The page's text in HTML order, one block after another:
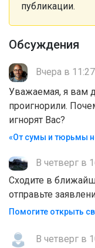
публикации.
Обсуждения
Вчера в 11:27
Уважаемая, я вам
проигнорили.
игнорят Вас?
«От сумы и тюрьмы
В четверг в
Сходите в
отправьте
Помогите открыть
В четверг в